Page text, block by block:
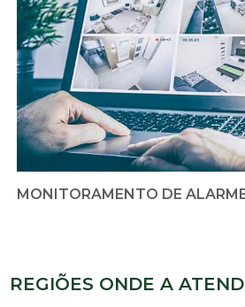
MONITORAMENTO DE
REGIÕES ONDE A